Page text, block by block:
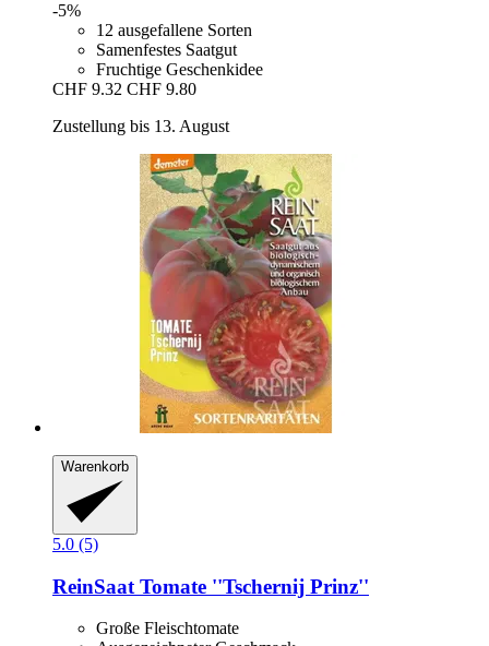
-5%
12 ausgefallene Sorten
Samenfestes Saatgut
Fruchtige Geschenkidee
CHF 9.32 CHF 9.80
Zustellung bis 13. August
Warenkorb
5.0 (5)
ReinSaat Tomate ''Tschernij Prinz''
Große Fleischtomate